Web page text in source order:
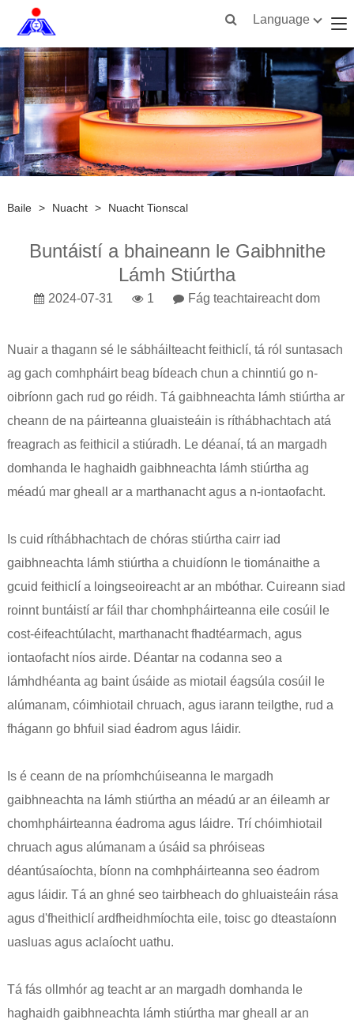
Language
Baile > Nuacht > Nuacht Tionscal
Buntáistí a bhaineann le Gaibhnithe
Lámh Stiúrtha
2024-07-31 1 Fág teachtaireacht dom
Nuair a thagann sé le sábháilteacht feithiclí, tá ról suntasach
ag gach comhpháirt beag bídeach chun a chinntiú go n-
oibríonn gach rud go réidh. Tá gaibhneachta lámh stiúrtha ar
cheann de na páirteanna gluaisteáin is ríthábhachtach atá
freagrach as feithicil a stiúradh. Le déanaí, tá an margadh
domhanda le haghaidh gaibhneachta lámh stiúrtha ag
méadú mar gheall ar a marthanacht agus a n-iontaofacht.
Is cuid ríthábhachtach de chóras stiúrtha cairr iad
gaibhneachta lámh stiúrtha a chuidíonn le tiománaithe a
gcuid feithiclí a loingseoireacht ar an mbóthar. Cuireann siad
roinnt buntáistí ar fáil thar chomhpháirteanna eile cosúil le
cost-éifeachtúlacht, marthanacht fhadtéarmach, agus
iontaofacht níos airde. Déantar na codanna seo a
lámhdhéanta ag baint úsáide as miotail éagsúla cosúil le
alúmanam, cóimhiotail chruach, agus iarann ​​​​teilgthe, rud a
fhágann go bhfuil siad éadrom agus láidir.
Is é ceann de na príomhchúiseanna le margadh
gaibhneachta na lámh stiúrtha an méadú ar an éileamh ar
chomhpháirteanna éadroma agus láidre. Trí chóimhiotail
chruach agus alúmanam a úsáid sa phróiseas
déantúsaíochta, bíonn na comhpháirteanna seo éadrom
agus láidir. Tá an ghné seo tairbheach do ghluaisteáin rása
agus d'fheithiclí ardfheidhmíochta eile, toisc go dteastaíonn
uasluas agus aclaíocht uathu.
Tá fás ollmhór ag teacht ar an margadh domhanda le
haghaidh gaibhneachta lámh stiúrtha mar gheall ar an